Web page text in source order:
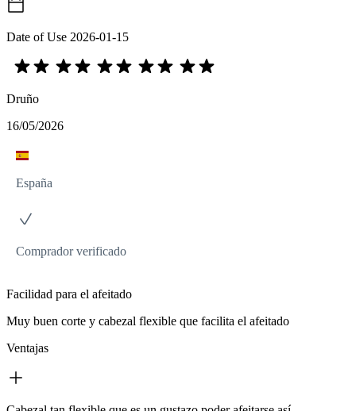
Date of Use 2026-01-15
Druño
16/05/2026
España
Comprador verificado
Facilidad para el afeitado
Muy buen corte y cabezal flexible que facilita el afeitado
Ventajas